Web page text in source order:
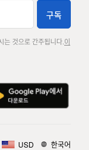
구독
것으로 간주됩니다. 이
USD 한국어